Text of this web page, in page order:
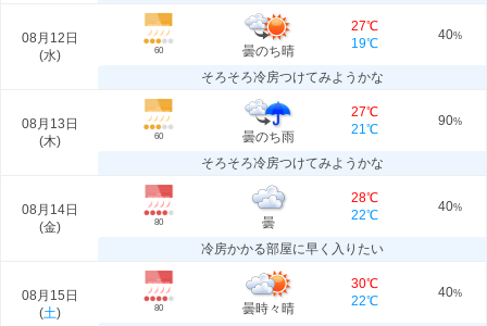
08月12日
(水) 60 曇のち晴
27℃
19℃
40%
そろそろ冷房つけてみようかな
08月13日
(木) 60 曇のち雨
27℃
21℃
90%
そろそろ冷房つけてみようかな
08月14日
(金) 80 曇
28℃
22℃
40%
冷房かかる部屋に早く入りたい
08月15日
(土) 80 曇時々晴
30℃
22℃
40%